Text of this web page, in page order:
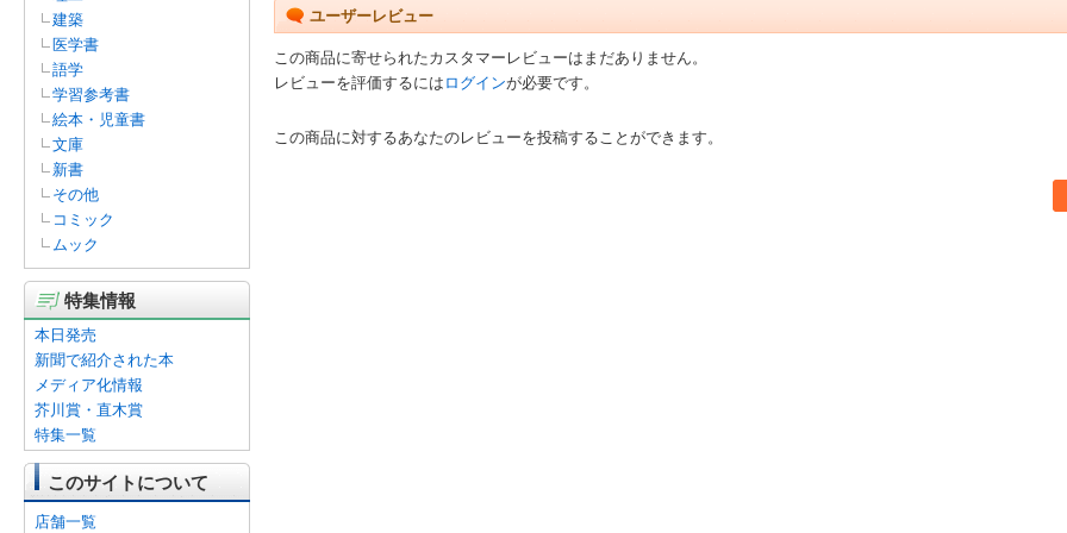
建築
医学書
語学
学習参考書
絵本・児童書
文庫
新書
その他
コミック
ムック
特集情報
本日発売
新聞で紹介された本
メディア化情報
芥川賞・直木賞
特集一覧
このサイトについて
店舗一覧
ユーザーレビュー
この商品に寄せられたカスタマーレビューはまだありません。
レビューを評価するには ログインが必要です。
この商品に対するあなたのレビューを投稿することができます。